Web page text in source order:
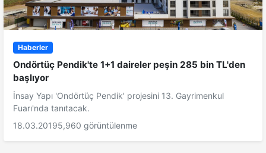
Haberler
Ondörtüç Pendik'te 1+1 daireler peşin 285 bin TL'den
başlıyor
İnsay Yapı 'Ondörtüç Pendik' projesini 13. Gayrimenkul
Fuarı'nda tanıtacak.
18.03.20195,960 görüntülenme